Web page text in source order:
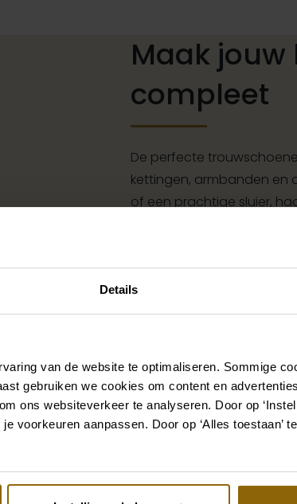
Details
van de website te optimaliseren. Sommige
gebruiken we cookies om content en
ons websiteverkeer te analyseren. Door op
voorkeuren aanpassen. Door op ‘Alles toestaan’
Maak
compleet
De perfecte
kettingen, armbanden en
of een prachtige sluier,
vind je de perfecte match
Ga naar accessoires
Bekijk ook eens
collection Curvy
Pinterest
Adriana Alier